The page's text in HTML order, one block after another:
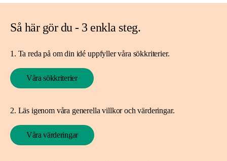
Så här gör du - 3 enkla steg.
1. Ta reda på om din idé uppfyller våra sökkriterier.
Våra sökkriterier
2. Läs igenom våra generella villkor och värderingar.
Våra värderingar